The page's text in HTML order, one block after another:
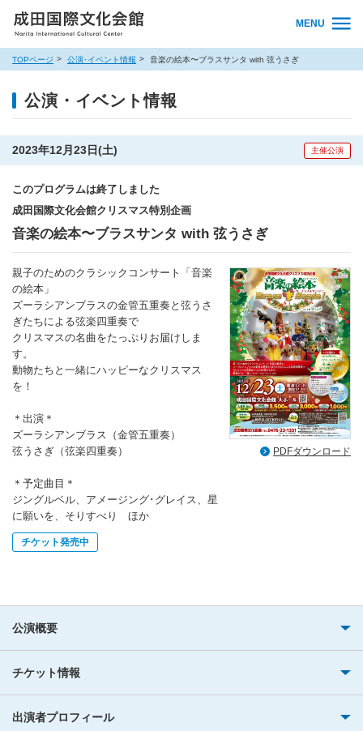
MENU
TOPページ 公演･イベント情報 音楽の絵本〜ブラスサンタ with 弦うさぎ
公演・イベント情報
2023年12月23日(土) 主催公演
このプログラムは終了しました
成田国際文化会館クリスマス特別企画
音楽の絵本〜ブラスサンタ with 弦うさぎ
親子のためのクラシックコンサート「音楽
の絵本」
ズーラシアンブラスの金管五重奏と弦うさ
ぎたちによる弦楽四重奏で
クリスマスの名曲をたっぷりお届けしま
す。
動物たちと一緒にハッピーなクリスマス
を！
＊出演＊
ズーラシアンブラス（金管五重奏）
弦うさぎ（弦楽四重奏）
＊予定曲目＊
ジングルベル、アメージング･グレイス、星
に願いを、そりすべり ほか
チケット発売中
PDFダウンロード
公演概要
チケット情報
出演者プロフィール